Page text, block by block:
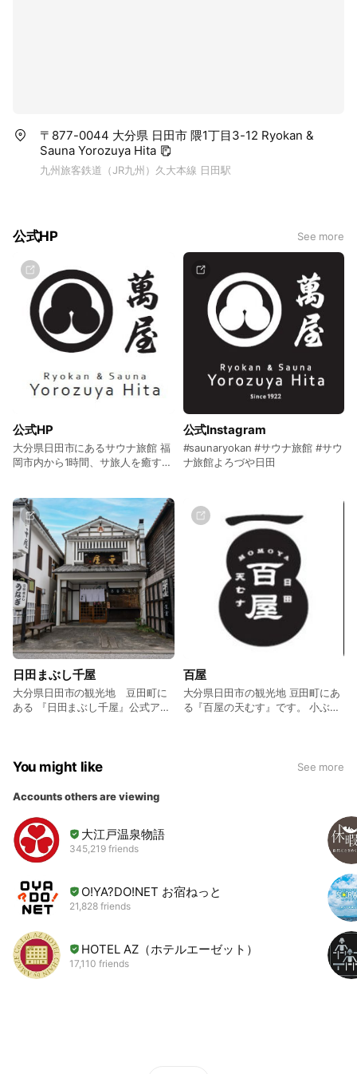
〒877-0044 大分県 日田市 隈1丁目3-12 Ryokan &
Sauna Yorozuya Hita
九州旅客鉄道（JR九州）久大本線 日田駅
公式HP See more
公式HP
大分県日田市にあるサウナ旅館 福
岡市内から1時間、サ旅人を癒す極
公式Instagram
#saunaryokan #サウナ旅館 #サウ
ナ旅館よろづや日田
日田まぶし千屋
大分県日田市の観光地 豆田町に
ある 『日田まぶし千屋』公式アカ
日田まぶし #日田まぶし千屋
営業時間 11:00～17:00 日田市豆
田町4-14
百屋
大分県日田市の観光地 豆田町にあ
る『百屋の天むす』です。 小ぶり
なくなり次第終了です。 #持ち帰
You might like See more
Accounts others are viewing
大江戸温泉物語
345,219 friends
O!YA?DO!NET お宿ねっと
21,828 friends
HOTEL AZ（ホテルエーゼット）
17,110 friends